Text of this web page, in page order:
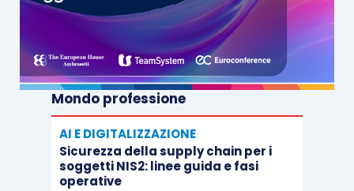
Mondo professione
AI E DIGITALIZZAZIONE
Sicurezza della supply chain per i
soggetti NIS2: linee guida e fasi
operative